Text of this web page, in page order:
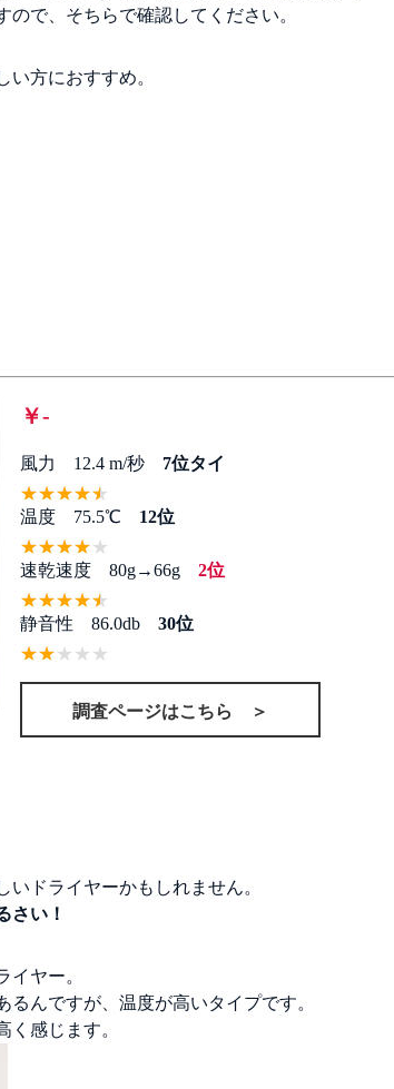
で、そちらで確認してください。
い方におすすめ。
￥-
風力 12.4 m/秒 7位タイ
温度 75.5℃ 12位
速乾速度 80g→66g 2位
静音性 86.0db 30位
調査ページはこちら ＞
ドライヤーかもしれません。
さい！
イヤー。
んですが、温度が高いタイプです。
く感じます。